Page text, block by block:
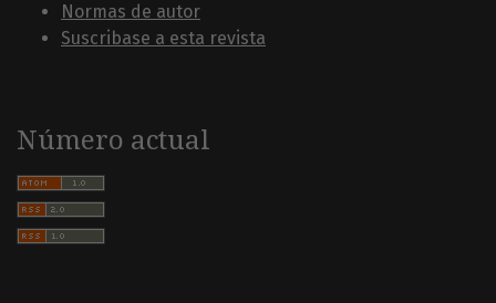
Normas de autor
Suscribase a esta revista
Número actual